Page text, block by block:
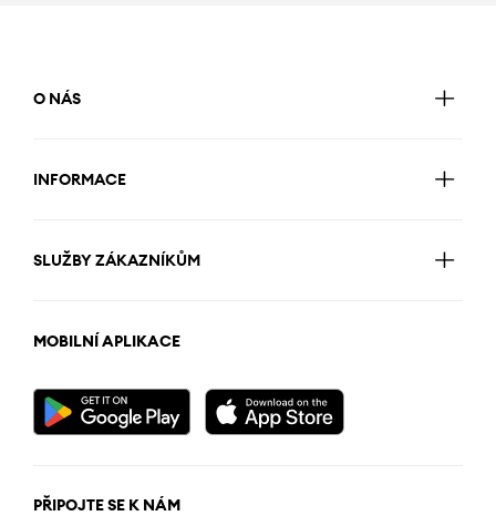
O NÁS
INFORMACE
SLUŽBY ZÁKAZNÍKŮM
MOBILNÍ APLIKACE
PŘIPOJTE SE K NÁM